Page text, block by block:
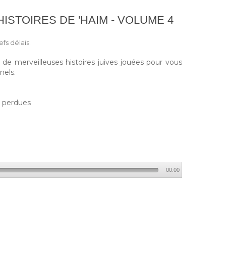
DE 'HAIM - VOLUME 4
délais.
merveilleuses histoires juives jouées pour vous
perdues
00:00